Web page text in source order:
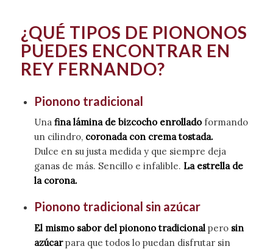
¿QUÉ TIPOS DE PIONONOS
PUEDES ENCONTRAR EN
REY FERNANDO?
Pionono tradicional
Una fina lámina de bizcocho enrolladoformando
un cilindro, coronada con crema tostada.
Dulce en su justa medida y que siempre deja
ganas de más. Sencillo e infalible. La estrella de
la corona.
Pionono tradicional sin azúcar
El mismo sabor del pionono tradicionalpero sin
azúcarpara que todos lo puedan disfrutar sin